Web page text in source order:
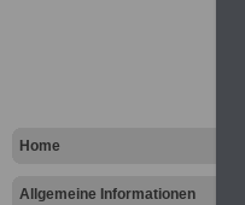
Home
Allgemeine Informationen